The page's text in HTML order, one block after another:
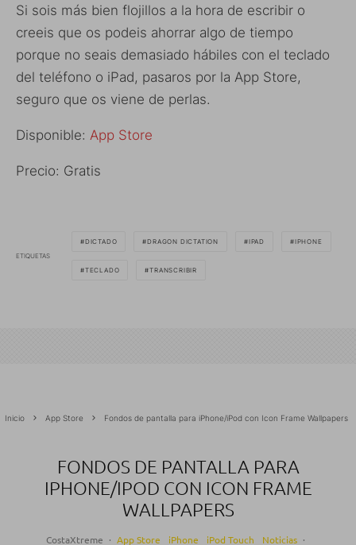
Si sois más bien flojillos a la hora de escribir o
creeis que os podeis ahorrar algo de tiempo
porque no seais demasiado hábiles con el teclado
del teléfono o iPad, pasaros por la App Store,
seguro que os viene de perlas.
Disponible: App Store
Precio: Gratis
ETIQUETAS
DICTADO DRAGON DICTATION IPAD IPHONE
TECLADO TRANSCRIBIR
Inicio App Store Fondos de pantalla para iPhone/iPod con Icon Frame Wallpapers
FONDOS DE PANTALLA PARA
IPHONE/IPOD CON ICON FRAME
WALLPAPERS
CostaXtreme · App Store iPhone iPod Touch Noticias ·